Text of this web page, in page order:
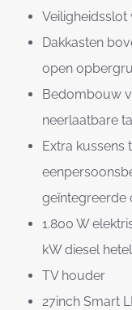
Dakkasten
open
Bedombouw
neerlaatbare
Extra kussens
1.800 W
kW diesel
TV houder
27inch Smart